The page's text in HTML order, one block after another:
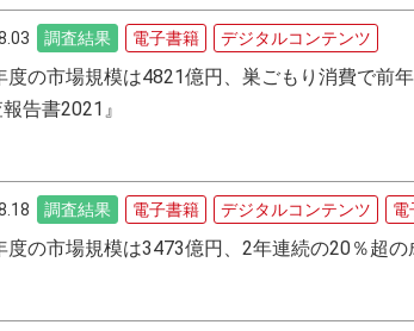
調査結果 電子書籍 デジタルコンテンツ
度の市場規模は4821億円、巣ごもり消費で前
告書2021』
調査結果 電子書籍 デジタルコンテンツ 電
度の市場規模は3473億円、2年連続の20％超